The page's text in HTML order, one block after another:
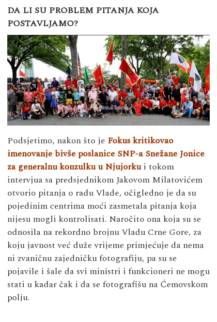
DA LI SU PROBLEM PITANJA KOJA
POSTAVLJAMO?
Podsjetimo, nakon što je Fokus kritikovao
imenovanje bivše poslanice SNP-a Snežane Jonice
za generalnu konzulku u Njujorku i tokom
intervjua sa predsjednikom Jakovom Milatovićem
otvorio pitanja o radu Vlade, očigledno je da su
pojedinim centrima moći zasmetala pitanja koja
nijesu mogli kontrolisati. Naročito ona koja su se
odnosila na rekordno brojnu Vladu Crne Gore, za
koju javnost već duže vrijeme primjećuje da nema
ni zvaničnu zajedničku fotografiju, pa su se
pojavile i šale da svi ministri i funkcioneri ne mogu
stati u kadar čak i da se fotografišu na Ćemovskom
polju.